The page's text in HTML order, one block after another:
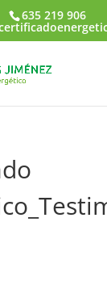
635 219 906